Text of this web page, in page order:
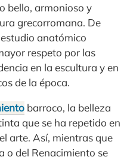
bello, armonioso y
grecorromana. De
anatómico
respeto por las
en la escultura y en
de la época.
barroco, la belleza
que se ha repetido en
arte. Así, mientras que
o del Renacimiento se